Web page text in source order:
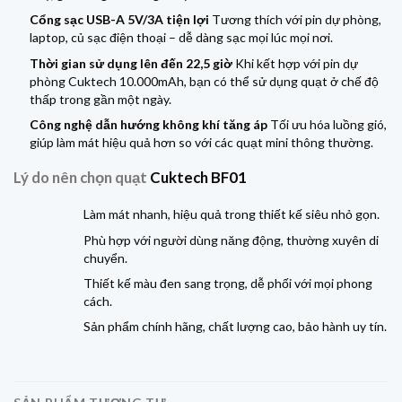
Cổng sạc USB-A 5V/3A tiện lợi Tương thích với pin dự phòng,
laptop, củ sạc điện thoại – dễ dàng sạc mọi lúc mọi nơi.
Thời gian sử dụng lên đến 22,5 giờ Khi kết hợp với pin dự
phòng Cuktech 10.000mAh, bạn có thể sử dụng quạt ở chế độ
thấp trong gần một ngày.
Công nghệ dẫn hướng không khí tăng áp Tối ưu hóa luồng gió,
giúp làm mát hiệu quả hơn so với các quạt mini thông thường.
Lý do nên chọn quạt Cuktech BF01
Làm mát nhanh, hiệu quả trong thiết kế siêu nhỏ gọn.
Phù hợp với người dùng năng động, thường xuyên di
chuyển.
Thiết kế màu đen sang trọng, dễ phối với mọi phong
cách.
Sản phẩm chính hãng, chất lượng cao, bảo hành uy tín.